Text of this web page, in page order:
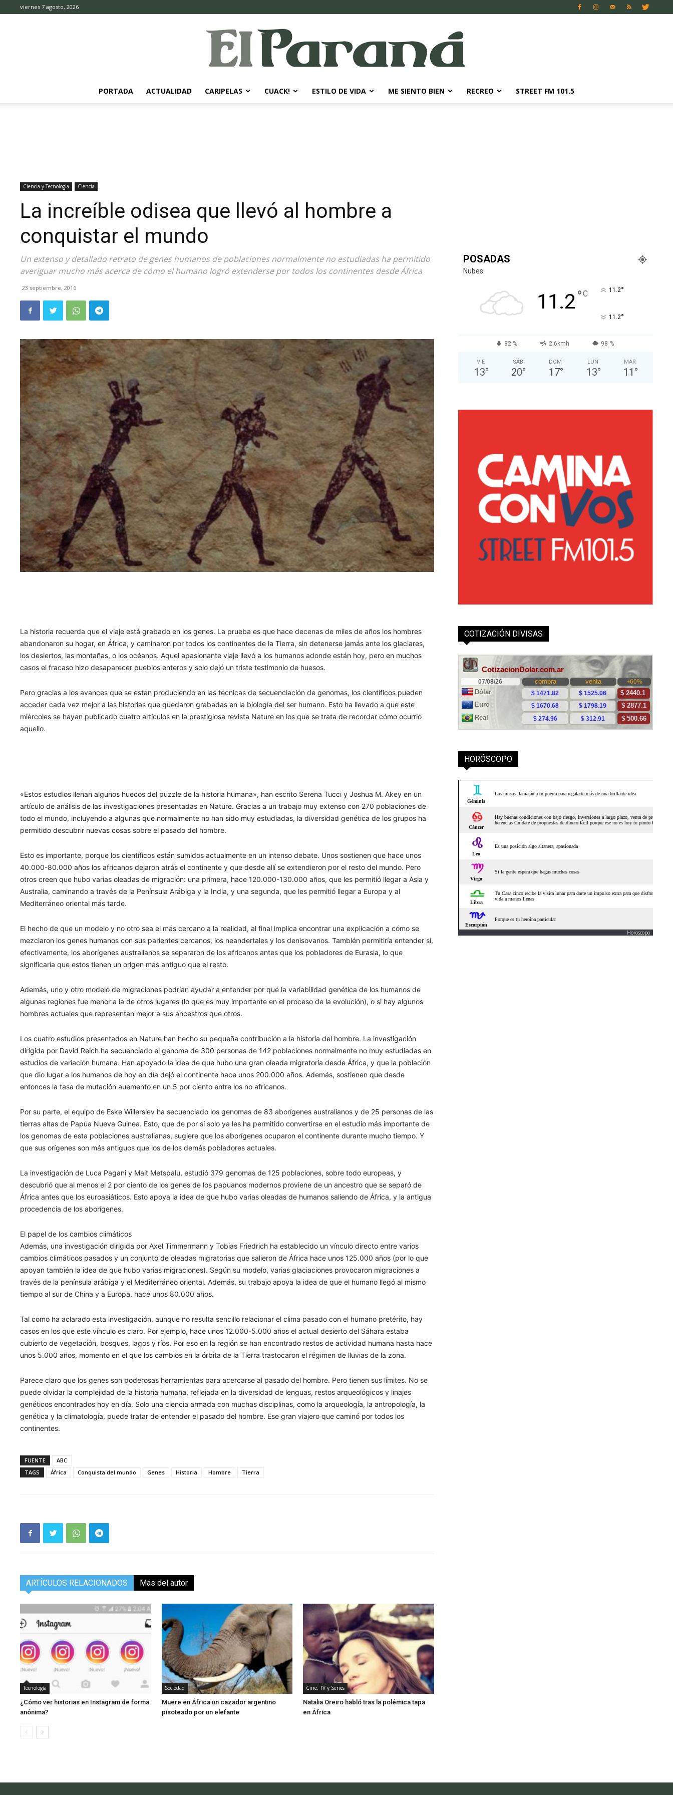
viernes 7 agosto, 2026
PORTADA ACTUALIDAD CARIPELAS CUACK! ESTILO DE VIDA ME SIENTO BIEN RECREO STREET FM 101.5
Ciencia y Tecnologia Ciencia
La increíble odisea que llevó al hombre a
conquistar el mundo
Un extenso y detallado retrato de genes humanos de poblaciones normalmente no estudiadas ha permitido
averiguar mucho más acerca de cómo el humano logró extenderse por todos los continentes desde África
23 septiembre, 2016
La historia recuerda que el viaje está grabado en los genes. La prueba es que hace decenas de miles de años los hombres
abandonaron su hogar, en África, y caminaron por todos los continentes de la Tierra, sin detenerse jamás ante los glaciares,
los desiertos, las montañas, o los océanos. Aquel apasionante viaje llevó a los humanos adonde están hoy, pero en muchos
casos el fracaso hizo desaparecer pueblos enteros y solo dejó un triste testimonio de huesos.
Pero gracias a los avances que se están produciendo en las técnicas de secuenciación de genomas, los científicos pueden
acceder cada vez mejor a las historias que quedaron grabadas en la biología del ser humano. Esto ha llevado a que este
miércoles se hayan publicado cuatro artículos en la prestigiosa revista Nature en los que se trata de recordar cómo ocurrió
aquello.
«Estos estudios llenan algunos huecos del puzzle de la historia humana», han escrito Serena Tucci y Joshua M. Akey en un
artículo de análisis de las investigaciones presentadas en Nature. Gracias a un trabajo muy extenso con 270 poblaciones de
todo el mundo, incluyendo a algunas que normalmente no han sido muy estudiadas, la diversidad genética de los grupos ha
permitido descubrir nuevas cosas sobre el pasado del hombre.
Esto es importante, porque los científicos están sumidos actualmente en un intenso debate. Unos sostienen que hace unos
40.000-80.000 años los africanos dejaron atrás el continente y que desde allí se extendieron por el resto del mundo. Pero
otros creen que hubo varias oleadas de migración: una primera, hace 120.000-130.000 años, que les permitió llegar a Asia y
Australia, caminando a través de la Península Arábiga y la India, y una segunda, que les permitió llegar a Europa y al
Mediterráneo oriental más tarde.
El hecho de que un modelo y no otro sea el más cercano a la realidad, al final implica encontrar una explicación a cómo se
mezclaron los genes humanos con sus parientes cercanos, los neandertales y los denisovanos. También permitiría entender si,
efectivamente, los aborígenes australianos se separaron de los africanos antes que los pobladores de Eurasia, lo que
significaría que estos tienen un origen más antiguo que el resto.
Además, uno y otro modelo de migraciones podrían ayudar a entender por qué la variabilidad genética de los humanos de
algunas regiones fue menor a la de otros lugares (lo que es muy importante en el proceso de la evolución), o si hay algunos
hombres actuales que representan mejor a sus ancestros que otros.
Los cuatro estudios presentados en Nature han hecho su pequeña contribución a la historia del hombre. La investigación
dirigida por David Reich ha secuenciado el genoma de 300 personas de 142 poblaciones normalmente no muy estudiadas en
estudios de variación humana. Han apoyado la idea de que hubo una gran oleada migratoria desde África, y que la población
que dio lugar a los humanos de hoy en día dejó el continente hace unos 200.000 años. Además, sostienen que desde
entonces la tasa de mutación auementó en un 5 por ciento entre los no africanos.
Por su parte, el equipo de Eske Willerslev ha secuenciado los genomas de 83 aborígenes australianos y de 25 personas de las
tierras altas de Papúa Nueva Guinea. Esto, que de por sí solo ya les ha permitido convertirse en el estudio más importante de
los genomas de esta poblaciones australianas, sugiere que los aborígenes ocuparon el continente durante mucho tiempo. Y
que sus orígenes son más antiguos que los de los demás pobladores actuales.
La investigación de Luca Pagani y Mait Metspalu, estudió 379 genomas de 125 poblaciones, sobre todo europeas, y
descubrió que al menos el 2 por ciento de los genes de los papuanos modernos proviene de un ancestro que se separó de
África antes que los euroasiáticos. Esto apoya la idea de que hubo varias oleadas de humanos saliendo de África, y la antigua
procedencia de los aborígenes.
El papel de los cambios climáticos
Además, una investigación dirigida por Axel Timmermann y Tobias Friedrich ha establecido un vínculo directo entre varios
cambios climáticos pasados y un conjunto de oleadas migratorias que salieron de África hace unos 125.000 años (por lo que
apoyan también la idea de que hubo varias migraciones). Según su modelo, varias glaciaciones provocaron migraciones a
través de la península arábiga y el Mediterráneo oriental. Además, su trabajo apoya la idea de que el humano llegó al mismo
tiempo al sur de China y a Europa, hace unos 80.000 años.
Tal como ha aclarado esta investigación, aunque no resulta sencillo relacionar el clima pasado con el humano pretérito, hay
casos en los que este vínculo es claro. Por ejemplo, hace unos 12.000-5.000 años el actual desierto del Sáhara estaba
cubierto de vegetación, bosques, lagos y ríos. Por eso en la región se han encontrado restos de actividad humana hasta hace
unos 5.000 años, momento en el que los cambios en la órbita de la Tierra trastocaron el régimen de lluvias de la zona.
Parece claro que los genes son poderosas herramientas para acercarse al pasado del hombre. Pero tienen sus límites. No se
puede olvidar la complejidad de la historia humana, reflejada en la diversidad de lenguas, restos arqueológicos y linajes
genéticos encontrados hoy en día. Solo una ciencia armada con muchas disciplinas, como la arqueología, la antropología, la
genética y la climatología, puede tratar de entender el pasado del hombre. Ese gran viajero que caminó por todos los
continentes.
FUENTE
ABC
TAGS
África Conquista del mundo Genes Historia Hombre Tierra
ARTÍCULOS RELACIONADOS Más del autor
Tecnología
¿Cómo ver historias en Instagram de forma
anónima?
Sociedad
Muere en África un cazador argentino
pisoteado por un elefante
Cine, TV y Series
Natalia Oreiro habló tras la polémica tapa
en África
POSADAS
Nubes
11.2°C 11.2°
11.2°
82 % 2.6kmh 98 %
VIE
13°
SÁB
20°
DOM
17°
LUN
13°
MAR
11 °
COTIZACIÓN DIVISAS
HORÓSCOPO
Horoscopo